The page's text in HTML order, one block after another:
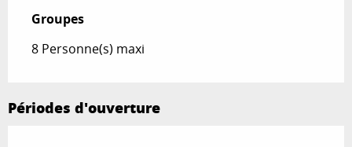
Groupes
Groupes
8 Personne(s) maxi
Périodes d'ouverture